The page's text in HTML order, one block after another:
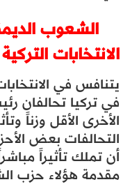
الشعوب
الانتخابات التركية
يتنافس في
في تركيا تحالفان
الأخرى الأقل وزناً
التحالفات بعض
أن تملك تأثيراً
مقدمة هؤلاء حزب